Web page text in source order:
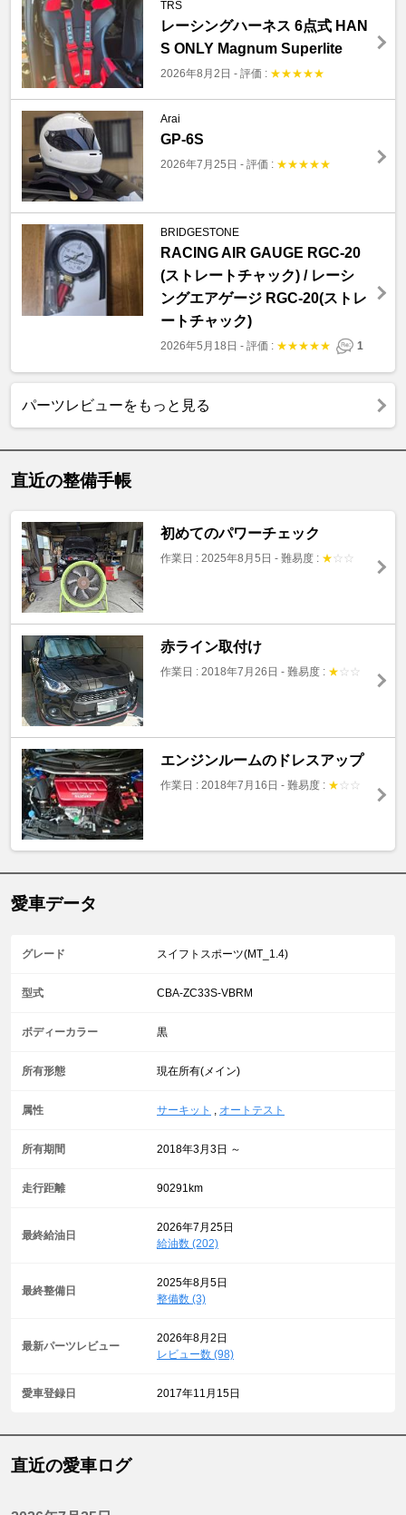
TRS
レーシングハーネス 6点式 HAN
S ONLY Magnum Superlite
2026年8月2日 - 評価 : ★★★★★
Arai
GP-6S
2026年7月25日 - 評価 : ★★★★★
BRIDGESTONE
RACING AIR GAUGE RGC-20
(ストレートチャック) / レーシ
ングエアゲージ RGC-20(ストレ
ートチャック)
2026年5月18日 - 評価 : ★★★★★ 1
パーツレビューをもっと見る
直近の整備手帳
初めてのパワーチェック
作業日 : 2025年8月5日 - 難易度 : ★ ☆ ☆
赤ライン取付け
作業日 : 2018年7月26日 - 難易度 : ★ ☆ ☆
エンジンルームのドレスアップ
作業日 : 2018年7月16日 - 難易度 : ★ ☆ ☆
愛車データ
グレード スイフトスポーツ(MT_1.4)
型式 CBA-ZC33S-VBRM
ボディーカラー 黒
所有形態 現在所有(メイン)
属性 サーキット , オートテスト
所有期間 2018年3月3日 ～
走行距離 90291km
最終給油日
2026年7月25日
給油数 (202)
最終整備日
2025年8月5日
整備数 (3)
最新パーツレビュー
2026年8月2日
レビュー数 (98)
愛車登録日 2017年11月15日
直近の愛車ログ